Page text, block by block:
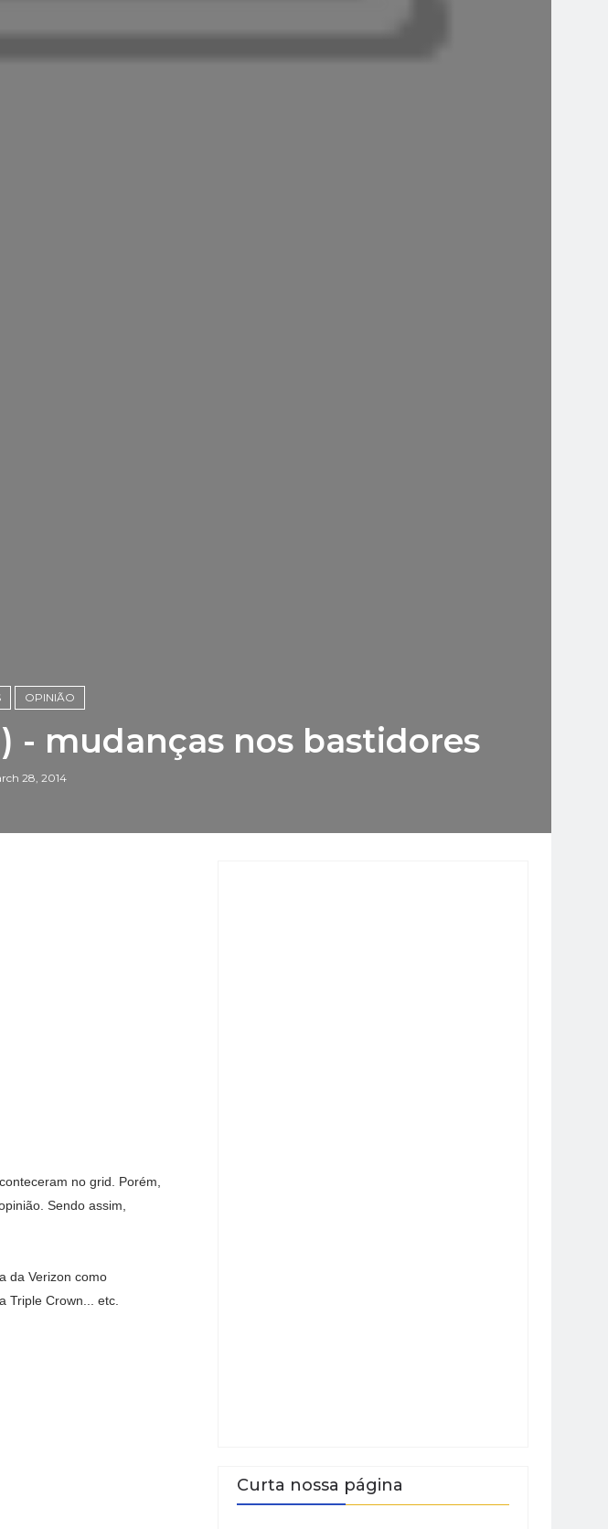
OPINIÃO
- mudanças nos bastidores
28, 2014
no grid. Porém,
Sendo assim,
da Verizon como
Triple Crown... etc.
Curta nossa página